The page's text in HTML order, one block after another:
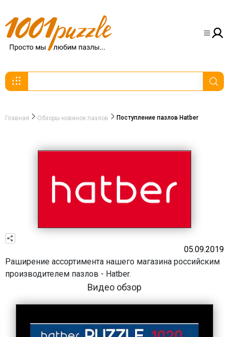
Главная Обзоры новинок пазлов Поступление пазлов Hatber
05.09.2019
Раширение ассортимента нашего магазина российским
производителем пазлов - Hatber.
Видео обзор